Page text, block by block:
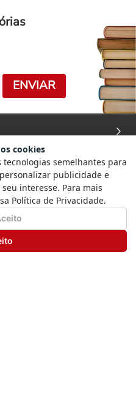
ENVIAR
cookies
semelhantes para
publicidade e
interesse. Para mais
Política de Privacidade.